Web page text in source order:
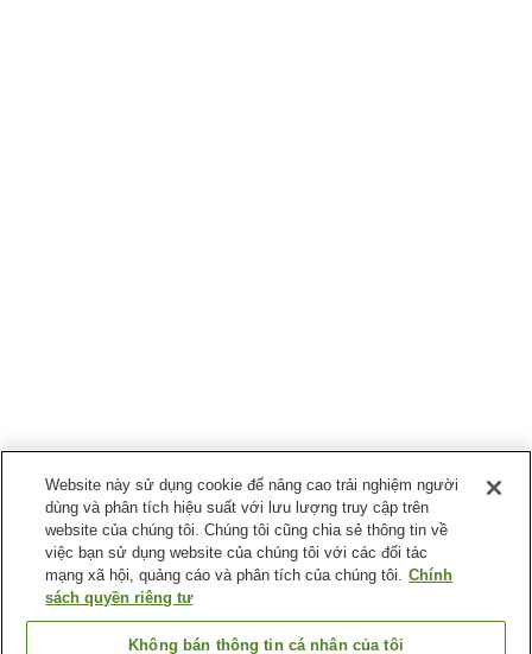
Website này sử dụng cookie để nâng cao trải nghiệm người
dùng và phân tích hiệu suất với lưu lượng truy cập trên
website của chúng tôi. Chúng tôi cũng chia sẻ thông tin về
việc bạn sử dụng website của chúng tôi với các đối tác
mạng xã hội, quảng cáo và phân tích của chúng tôi. Chính
sách quyền riêng tư
Không bán thông tin cá nhân của tôi